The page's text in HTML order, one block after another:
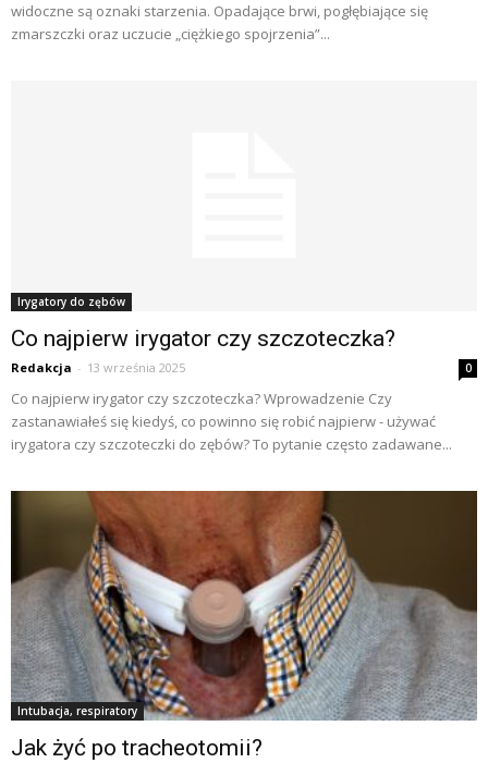
widoczne są oznaki starzenia. Opadające brwi, pogłębiające się
zmarszczki oraz uczucie „ciężkiego spojrzenia”...
Irygatory do zębów
Co najpierw irygator czy szczoteczka?
Redakcja - 13 września 2025 0
Co najpierw irygator czy szczoteczka? Wprowadzenie Czy
zastanawiałeś się kiedyś, co powinno się robić najpierw - używać
irygatora czy szczoteczki do zębów? To pytanie często zadawane...
Intubacja, respiratory
Jak żyć po tracheotomii?